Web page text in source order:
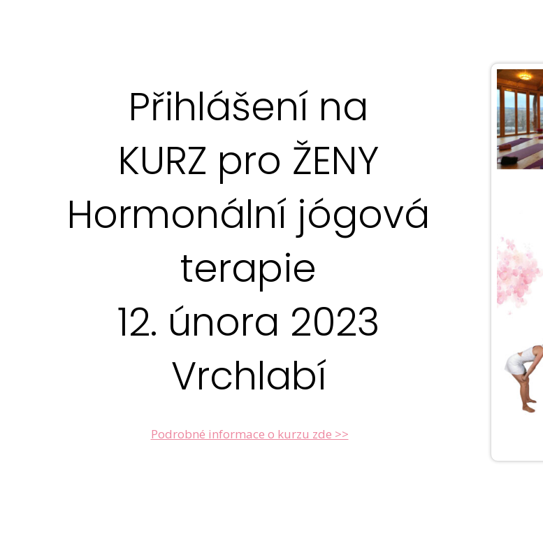
Přihlášení na
KURZ pro ŽENY
Hormonální jógová
terapie
12. února 2023
Vrchlabí
Podrobné informace o kurzu zde >>